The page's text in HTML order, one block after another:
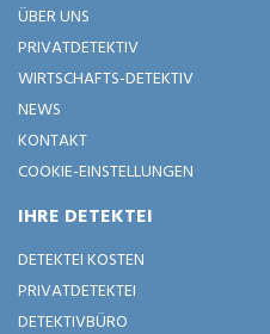
ÜBER UNS
PRIVATDETEKTIV
WIRTSCHAFTS-DETEKTIV
NEWS
KONTAKT
COOKIE-EINSTELLUNGEN
IHRE DETEKTEI
DETEKTEI KOSTEN
PRIVATDETEKTEI
DETEKTIVBÜRO